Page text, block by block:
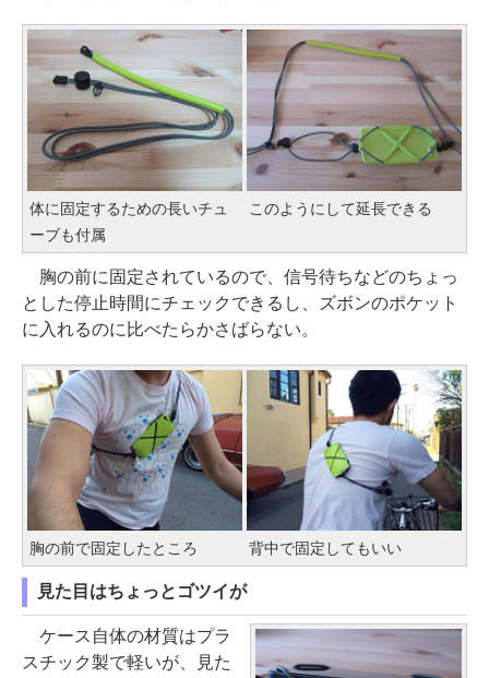
体に固定するための長いチュ
ーブも付属
このようにして延長できる
胸の前に固定されているので、信号待ちなどのちょっ
とした停止時間にチェックできるし、ズボンのポケット
に入れるのに比べたらかさばらない。
胸の前で固定したところ 背中で固定してもいい
見た目はちょっとゴツイが
ケース自体の材質はプラ
スチック製で軽いが、見た